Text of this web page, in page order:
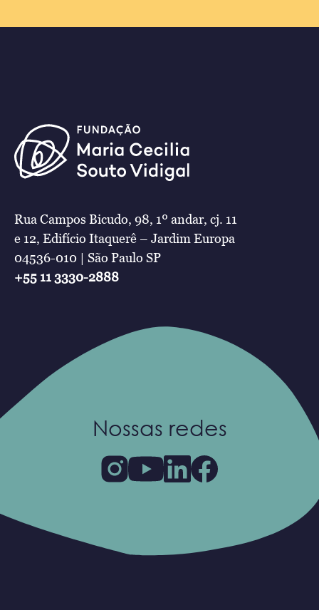
Rua Campos Bicudo, 98, 1º andar, cj. 11
e 12, Edifício Itaquerê – Jardim Europa
04536-010 | São Paulo SP
+55 11 3330-2888
Nossas redes